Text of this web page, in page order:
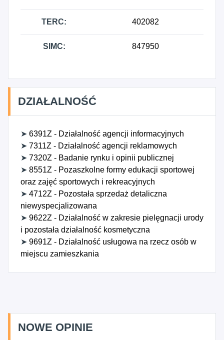
TERC: 402082
SIMC: 847950
DZIAŁALNOŚĆ
➤ 6391Z - Działalność agencji informacyjnych
➤ 7311Z - Działalność agencji reklamowych
➤ 7320Z - Badanie rynku i opinii publicznej
➤ 8551Z - Pozaszkolne formy edukacji sportowej
oraz zajęć sportowych i rekreacyjnych
➤ 4712Z - Pozostała sprzedaż detaliczna
niewyspecjalizowana
➤ 9622Z - Działalność w zakresie pielęgnacji urody
i pozostała działalność kosmetyczna
➤ 9691Z - Działalność usługowa na rzecz osób w
miejscu zamieszkania
NOWE OPINIE